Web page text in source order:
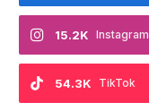
Instagram
15.2K
TikTok
54.3K